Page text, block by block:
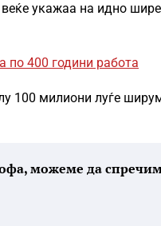
веќе укажаа на идно
по 400 години работа
100 милиони луѓе
можеме да